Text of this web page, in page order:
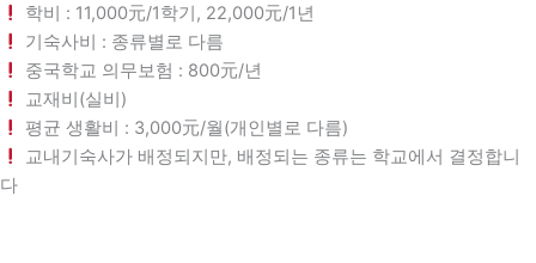
학비 : 11,000元/1학기, 22,000元/1년
기숙사비 : 종류별로 다름
중국학교 의무보험 : 800元/년
교재비(실비)
평균 생활비 : 3,000元/월(개인별로 다름)
교내기숙사가 배정되지만, 배정되는 종류는 학교에서 결정합니
다